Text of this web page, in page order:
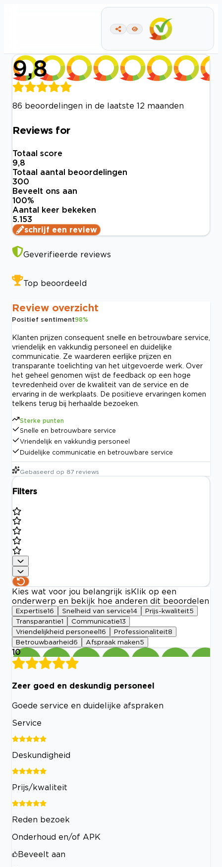
9,8
86 beoordelingen in de laatste 12 maanden
Reviews for
Totaal score
9,8
Totaal aantal beoordelingen
300
Beveelt ons aan
100%
Aantal keer bekeken
5.153
schrijf een review
Geverifieerde reviews
Top beoordeeld
Review overzicht
Positief sentiment98%
Klanten prijzen consequent snelle en betrouwbare service,
vriendelijk en vakkundig personeel en duidelijke
communicatie. Ze waarderen eerlijke prijzen en
transparante toelichting van het uitgevoerde werk. Over
het geheel genomen wijst de feedback op een hoge
tevredenheid over de kwaliteit van de service en de
ervaring in de werkplaats. De positieve ervaringen komen
telkens terug bij herhaalde bezoeken.
Sterke punten
Snelle en betrouwbare service
Vriendelijk en vakkundig personeel
Duidelijke communicatie en betrouwbare service
Gebaseerd op 87 reviews
Filters
Kies wat voor jou belangrijk is Klik op een
onderwerp en bekijk hoe anderen dit beoordelen
Expertise16 Snelheid van service14 Prijs-kwaliteit5
Transparantie1 Communicatie13
Vriendelijkheid personeel 16 Professionaliteit8
Betrouwbaarheid 6 Afspraak maken5
10
Zeer goed en deskundig personeel
Goede service en duidelijke afspraken
Service
Deskundigheid
Prijs/kwaliteit
Reden bezoek
Onderhoud en/of APK
Beveelt aan